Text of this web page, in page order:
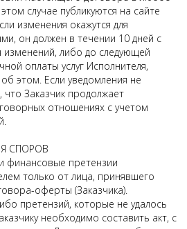
случае публикуются на сайте
изменения окажутся для
он должен в течении 10 дней с
либо до следующей
оплаты услуг Исполнителя,
этом. Если уведомления не
что Заказчик продолжает
отношениях с учетом
СПОРОВ
финансовые претензии
только от лица, принявшего
оферты (Заказчика).
претензий, которые не удалось
необходимо составить акт, с